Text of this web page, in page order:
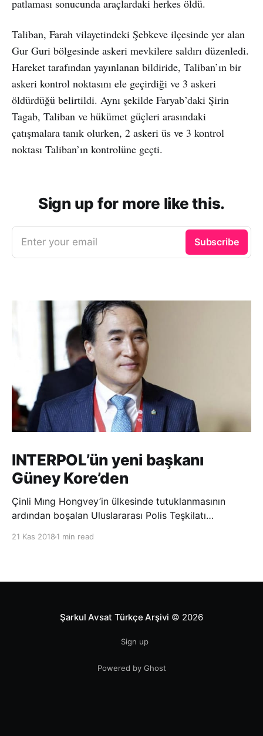
patlaması sonucunda araçlardaki herkes öldü.
Taliban, Farah vilayetindeki Şebkeve ilçesinde yer alan
Gur Guri bölgesinde askeri mevkilere saldırı düzenledi.
Hareket tarafından yayınlanan bildiride, Taliban’ın bir
askeri kontrol noktasını ele geçirdiği ve 3 askeri
öldürdüğü belirtildi. Aynı şekilde Faryab’daki Şirin
Tagab, Taliban ve hükümet güçleri arasındaki
çatışmalara tanık olurken, 2 askeri üs ve 3 kontrol
noktası Taliban’ın kontrolüne geçti.
Sign up for more like this.
Enter your email Subscribe
INTERPOL’ün yeni başkanı
Güney Kore’den
Çinli Mıng Hongvey’in ülkesinde tutuklanmasının
ardından boşalan Uluslararası Polis Teşkilatı
21 Kas 2018 1 min read
Şarkul Avsat Türkçe Arşivi © 2026
Sign up
Powered by Ghost